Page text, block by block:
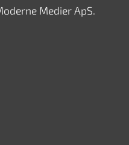
Medier ApS.